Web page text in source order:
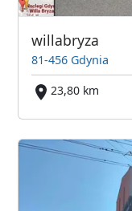
willabryza
81-456 Gdynia
23,80 km